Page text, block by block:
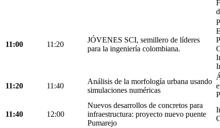
11:00 11:20
JÓVENES SCI, semillero de líderes
para la ingeniería colombiana.
11:20 11:40
Análisis de la morfología urbana usando
simulaciones numéricas
11:40 12:00
Nuevos desarrollos de concretos para
infraestructura: proyecto nuevo puente
Pumarejo